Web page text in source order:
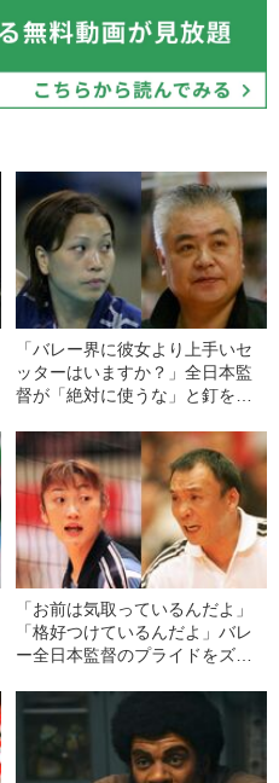
「バレー界に彼女より上手いセ
ッターはいますか？」全日本監
督が「絶対に使うな」と釘を刺
「お前は気取っているんだよ」
「格好つけているんだよ」バレ
ー全日本監督のプライドをズタ